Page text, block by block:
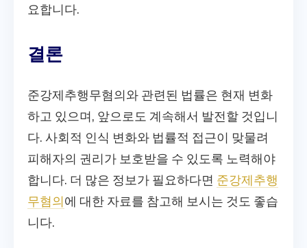
요합니다.
결론
준강제추행무혐의와 관련된 법률은 현재 변화
하고 있으며, 앞으로도 계속해서 발전할 것입니
다. 사회적 인식 변화와 법률적 접근이 맞물려
피해자의 권리가 보호받을 수 있도록 노력해야
합니다. 더 많은 정보가 필요하다면 준강제추행
무혐의에 대한 자료를 참고해 보시는 것도 좋습
니다.